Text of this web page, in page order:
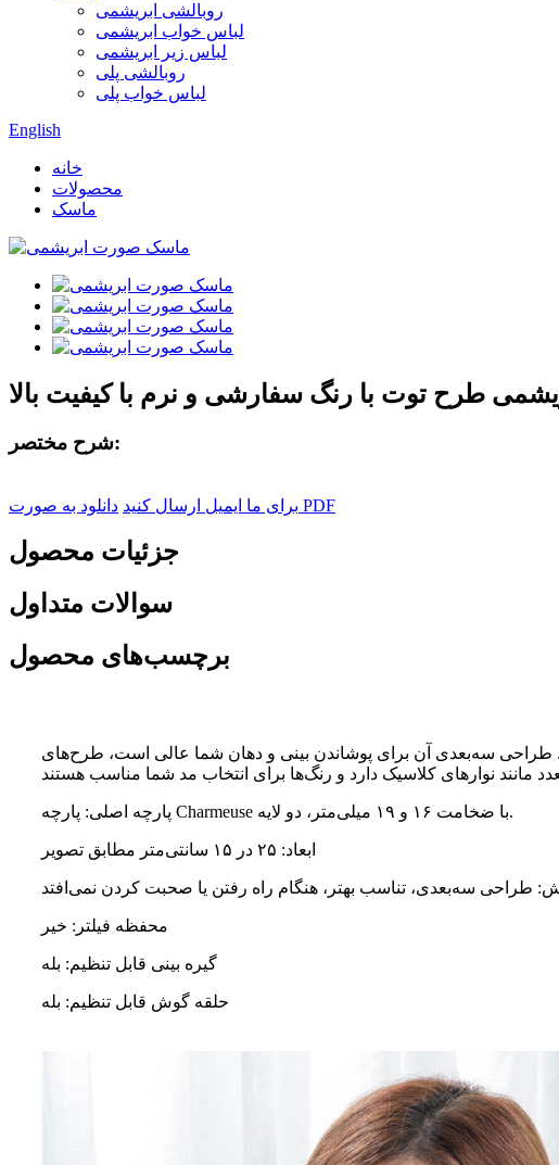
روبالشی ابریشمی
لباس خواب ابریشمی
لباس زیر ابریشمی
روبالشی پلی
لباس خواب پلی
English
خانه
محصولات
ماسک
طرح توت با رنگ سفارشی و نرم با کیفیت بالا
شرح مختصر:
برای ما ایمیل ارسال کنید دانلود به صورت PDF
جزئیات محصول
سوالات متداول
برچسب‌های محصول
پوست است. طراحی سه‌بعدی آن برای پوشاندن بینی و دهان شما عالی است، طرح‌های
پارچه اصلی: پارچه Charmeuse با ضخامت ۱۶ و ۱۹ میلی‌متر، دو لایه.
ابعاد: ۲۵ در ۱۵ سانتی‌متر مطابق تصویر
محفظه فیلتر: خیر
گیره بینی قابل تنظیم: بله
حلقه گوش قابل تنظیم: بله